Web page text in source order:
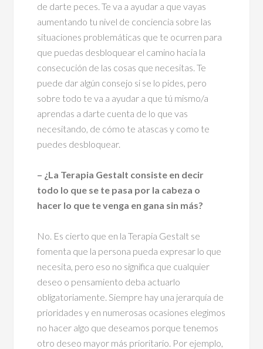
de darte peces. Te va a ayudar a que vayas
aumentando tu nivel de conciencia sobre las
situaciones problemáticas que te ocurren para
que puedas desbloquear el camino hacia la
consecución de las cosas que necesitas. Te
puede dar algún consejo si se lo pides, pero
sobre todo te va a ayudar a que tú mismo/a
aprendas a darte cuenta de lo que vas
necesitando, de cómo te atascas y como te
puedes desbloquear.
– ¿La Terapia Gestalt consiste en decir
todo lo que se te pasa por la cabeza o
hacer lo que te venga en gana sin más?
No. Es cierto que en la Terapia Gestalt se
fomenta que la persona pueda expresar lo que
necesita, pero eso no significa que cualquier
deseo o pensamiento deba actuarlo
obligatoriamente. Siempre hay una jerarquía de
prioridades y en numerosas ocasiones elegimos
no hacer algo que deseamos porque tenemos
otro deseo mayor más prioritario. Por ejemplo,